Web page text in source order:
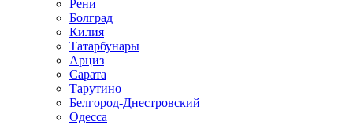
Рени
Болград
Килия
Татарбунары
Арциз
Сарата
Тарутино
Белгород-Днестровский
Одесса